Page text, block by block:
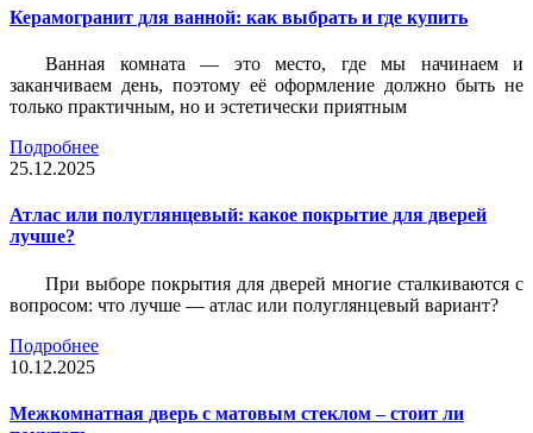
Керамогранит для ванной: как выбрать и где купить
Ванная комната — это место, где мы начинаем и
заканчиваем день, поэтому её оформление должно быть не
только практичным, но и эстетически приятным
Подробнее
25.12.2025
Атлас или полуглянцевый: какое покрытие для дверей
лучше?
При выборе покрытия для дверей многие сталкиваются с
вопросом: что лучше — атлас или полуглянцевый вариант?
Подробнее
10.12.2025
Межкомнатная дверь с матовым стеклом – стоит ли